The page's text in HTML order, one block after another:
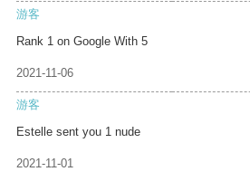
游客
Rank 1 on Google With 5
2021-11-06
游客
Estelle sent you 1 nude
2021-11-01